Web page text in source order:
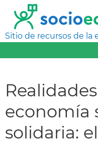
Sitio de recursos de la
economía
solidaria: